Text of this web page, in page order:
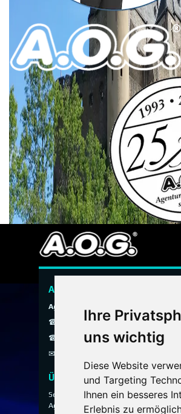
Ihre
uns wichtig
Diese Website
und Targeting
Ihnen ein besseres
Erlebnis zu
A.O.G. Hauspersonal Agentur
Agentur ohne Grenzen
☎ 089 / 299 900
☎ 0800 / 40 200 30
✉
Über uns
Seit 1993 vermittelt die A.O.G.
Agentur ausgewähltes Hauspersonal